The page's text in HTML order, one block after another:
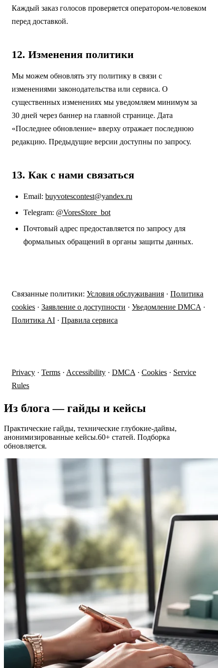
Каждый заказ голосов проверяется оператором-человеком
перед доставкой.
12. Изменения политики
Мы можем обновлять эту политику в связи с
изменениями законодательства или сервиса. О
существенных изменениях мы уведомляем минимум за
30 дней через баннер на главной странице. Дата
«Последнее обновление» вверху отражает последнюю
редакцию. Предыдущие версии доступны по запросу.
13. Как с нами связаться
Email: buyvotescontest@yandex.ru
Telegram: @VoresStore_bot
Почтовый адрес предоставляется по запросу для
формальных обращений в органы защиты данных.
Связанные политики: Условия обслуживания · Политика
cookies · Заявление о доступности · Уведомление DMCA ·
Политика AI · Правила сервиса
Privacy · Terms · Accessibility · DMCA · Cookies · Service
Rules
Из блога — гайды и кейсы
Практические гайды, технические глубокие-дайвы,
анонимизированные кейсы.60+ статей. Подборка
обновляется.